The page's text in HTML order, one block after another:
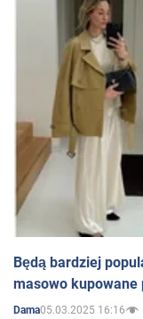
Będą bardziej
masowo
Dama05.03.2025 16:16